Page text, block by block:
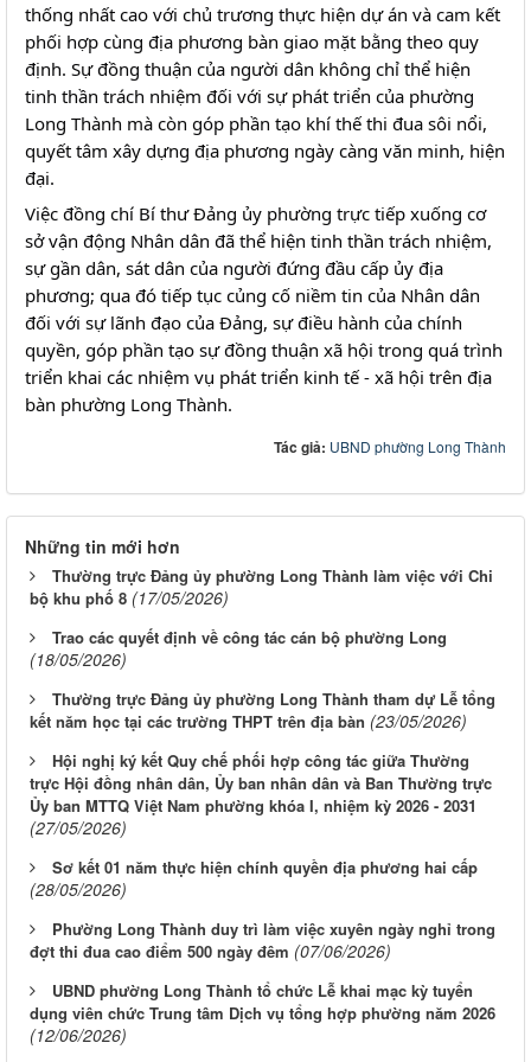
thống nhất cao với chủ trương thực hiện dự án và cam kết
phối hợp cùng địa phương bàn giao mặt bằng theo quy
định. Sự đồng thuận của người dân không chỉ thể hiện
tinh thần trách nhiệm đối với sự phát triển của phường
Long Thành mà còn góp phần tạo khí thế thi đua sôi nổi,
quyết tâm xây dựng địa phương ngày càng văn minh, hiện
đại.
Việc đồng chí Bí thư Đảng ủy phường trực tiếp xuống cơ
sở vận động Nhân dân đã thể hiện tinh thần trách nhiệm,
sự gần dân, sát dân của người đứng đầu cấp ủy địa
phương; qua đó tiếp tục củng cố niềm tin của Nhân dân
đối với sự lãnh đạo của Đảng, sự điều hành của chính
quyền, góp phần tạo sự đồng thuận xã hội trong quá trình
triển khai các nhiệm vụ phát triển kinh tế - xã hội trên địa
bàn phường Long Thành.
Tác giả: UBND phường Long Thành
Những tin mới hơn
Thường trực Đảng ủy phường Long Thành làm việc với Chi
bộ khu phố 8 (17/05/2026)
Trao các quyết định về công tác cán bộ phường Long
(18/05/2026)
Thường trực Đảng ủy phường Long Thành tham dự Lễ tổng
kết năm học tại các trường THPT trên địa bàn (23/05/2026)
Hội nghị ký kết Quy chế phối hợp công tác giữa Thường
trực Hội đồng nhân dân, Ủy ban nhân dân và Ban Thường trực
Ủy ban MTTQ Việt Nam phường khóa I, nhiệm kỳ 2026 - 2031
(27/05/2026)
Sơ kết 01 năm thực hiện chính quyền địa phương hai cấp
(28/05/2026)
Phường Long Thành duy trì làm việc xuyên ngày nghỉ trong
đợt thi đua cao điểm 500 ngày đêm (07/06/2026)
UBND phường Long Thành tổ chức Lễ khai mạc kỳ tuyển
dụng viên chức Trung tâm Dịch vụ tổng hợp phường năm 2026
(12/06/2026)